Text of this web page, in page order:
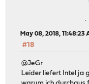
May 08, 2018, 11:48:23
#18
@JeGr
Leider liefert Intel ja